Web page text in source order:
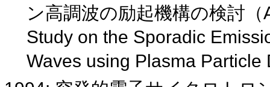
ン高調波の励起機構の検討
Study on the Sporadic
Waves using Plasma